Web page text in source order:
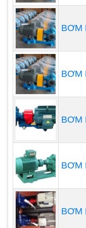
Ngoài các đặc
đặc điểm của
đặc điểm sau:
Máy bơm
đo lưu lượng
cầu gần. %
cấp;
Về việc vận
đo, và có thể
BƠM
BƠM
BƠM
BƠM
BƠM